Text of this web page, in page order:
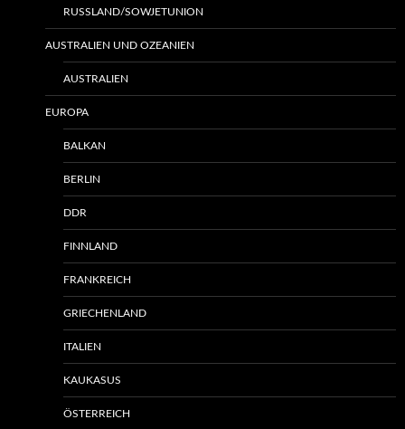
RUSSLAND/SOWJETUNION
AUSTRALIEN UND OZEANIEN
AUSTRALIEN
EUROPA
BALKAN
BERLIN
DDR
FINNLAND
FRANKREICH
GRIECHENLAND
ITALIEN
KAUKASUS
ÖSTERREICH